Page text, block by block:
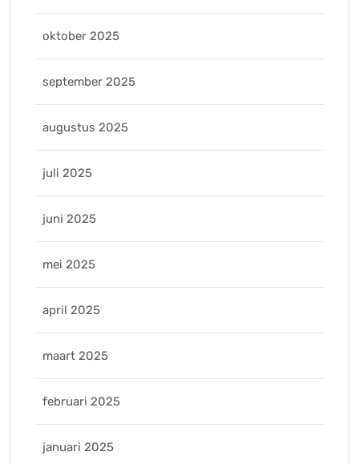
oktober 2025
september 2025
augustus 2025
juli 2025
juni 2025
mei 2025
april 2025
maart 2025
februari 2025
januari 2025